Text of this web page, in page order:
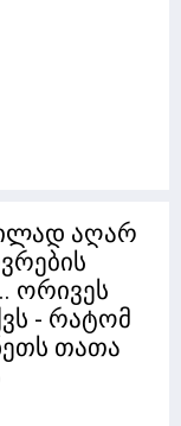
აღარ
ორივეს
- რატომ
თათა